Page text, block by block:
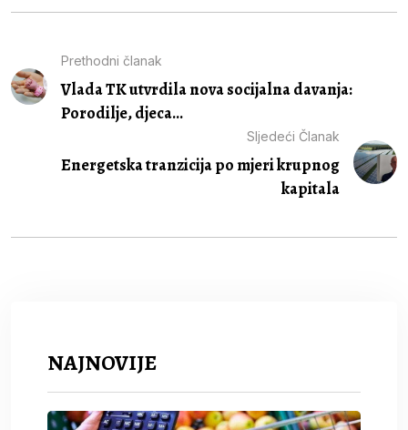
Prethodni članak
Vlada TK utvrdila nova socijalna davanja:
Porodilje, djeca...
Sljedeći Članak
Energetska tranzicija po mjeri krupnog
kapitala
NAJNOVIJE